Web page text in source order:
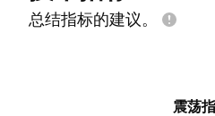
总结指标的建议。
震荡